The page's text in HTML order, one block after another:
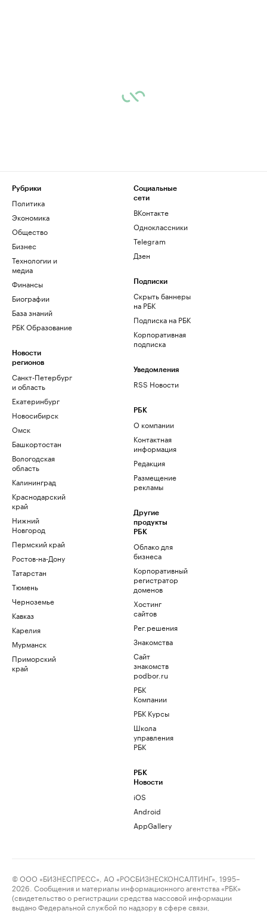
Рубрики
Политика
Экономика
Общество
Бизнес
Технологии и
медиа
Финансы
Биографии
База знаний
РБК Образование
Новости
регионов
Санкт-Петербург
и область
Екатеринбург
Новосибирск
Омск
Башкортостан
Вологодская
область
Калининград
Краснодарский
край
Нижний
Новгород
Пермский край
Ростов-на-Дону
Татарстан
Тюмень
Черноземье
Кавказ
Карелия
Мурманск
Приморский
край
Социальные
сети
ВКонтакте
Одноклассники
Telegram
Дзен
Подписки
Скрыть баннеры
на РБК
Подписка на РБК
Корпоративная
подписка
Уведомления
RSS Новости
РБК
О компании
Контактная
информация
Редакция
Размещение
рекламы
Другие
продукты
РБК
Облако для
бизнеса
Корпоративный
регистратор
доменов
Хостинг
сайтов
Рег.решения
Знакомства
Сайт
знакомств
podbor.ru
РБК
Компании
РБК Курсы
Школа
управления
РБК
РБК
Новости
iOS
Android
AppGallery
© ООО «БИЗНЕСПРЕСС», АО «РОСБИЗНЕСКОНСАЛТИНГ», 1995–
2026. Сообщения и материалы информационного агентства «РБК»
(свидетельство о регистрации средства массовой информации
выдано Федеральной службой по надзору в сфере связи,